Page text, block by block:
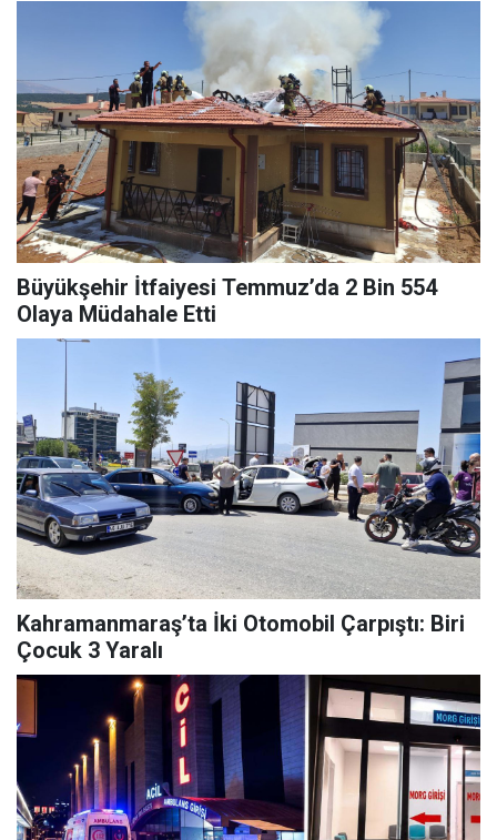
Büyükşehir İtfaiyesi Temmuz’da 2 Bin 554
Olaya Müdahale Etti
Kahramanmaraş’ta İki Otomobil Çarpıştı: Biri
Çocuk 3 Yaralı